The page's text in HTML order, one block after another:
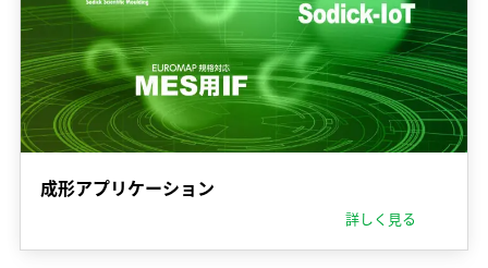
成形アプリケーション
詳しく見る